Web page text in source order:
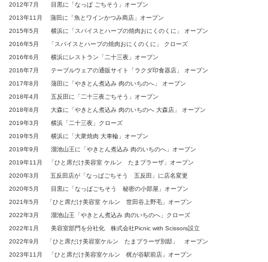
2012年7月 目黒に「なっぱ ごちそう」オープン
2013年11月 蒲田に「魚とワインかつみ商店」オープン
2015年5月 横浜に「スパイスとハーブの焼肉おにくのくに」 オープン
2016年5月 「スパイスとハーブの焼肉おにくのくに」 クローズ
2016年6月 横浜にレストラン「二十三夜」オープン
2016年7月 テーブルウェアの通販サイト「ラクダ印食器店」 オープン
2017年8月 蒲田に「やきとん煮込み 肉のいちのへ」 オープン
2018年4月 五反田に「二十三夜ごちそう」オープン
2018年8月 大森に「やきとん煮込み 肉のいちのへ 大森店」 オープン
2019年3月 横浜「二十三夜」クローズ
2019年5月 横浜に「大衆焼肉 大車輪」オープン
2019年9月 溜池山王に「やきとん煮込み 肉のいちのへ」オープン
2019年11月 「ひと席だけ美容室 ケルン たまプラーザ」オープン
2020年3月 五反田店が「なっぱごちそう 五反田」に店名変更
2020年5月 目黒に「なっぱごちそう 秘密の小部屋」オープン
2021年5月 「ひと席だけ美容室 ケルン 世田谷上野毛」オープン
2022年3月 溜池山王「やきとん煮込み 肉のいちのへ」クローズ
2022年1月 美容室部門を分社化 株式会社Picnic with Scissors設立
2022年9月 「ひと席だけ美容室ケルン たまプラーザ別邸」 オープン
2023年11月 「ひと席だけ美容室ケルン 梶が谷駅前店」オープン